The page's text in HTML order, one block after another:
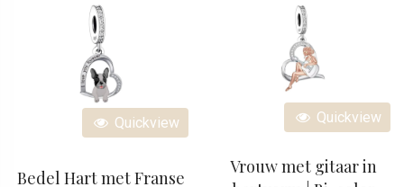
Quickview
Bedel Hart met Franse
Quickview
Vrouw met gitaar in